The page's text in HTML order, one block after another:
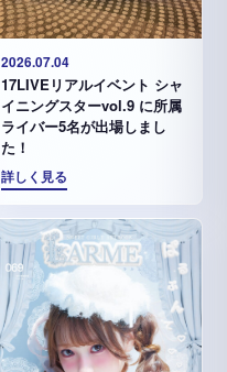
2026.07.04
17LIVEリアルイベント シャ
イニングスターvol.9 に所属
ライバー5名が出場しまし
た！
詳しく見る